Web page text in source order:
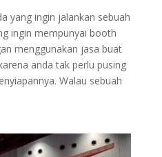
yang ingin jalankan sebuah
ingin mempunyai booth
menggunakan jasa buat
anda tak perlu pusing
Walau sebuah